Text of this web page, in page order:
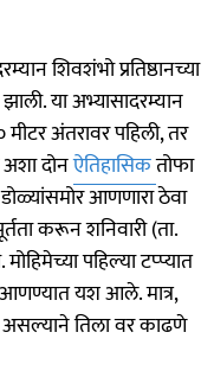
शिवशंभो प्रतिष्ठानच्या
या अभ्यासादरम्यान
अंतरावर पहिली, तर
अशा दोनऐतिहासिकतोफा
आणणारा ठेवा
करून शनिवारी (ता.
पहिल्या टप्प्यात
आणण्यात यश आले. मात्र,
तिला वर काढणे